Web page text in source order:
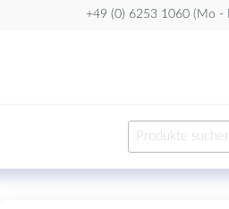
+49 (0) 6253 1060 (Mo -
Suchen
nach: